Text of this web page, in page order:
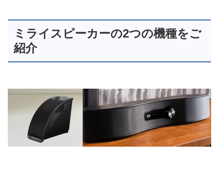
ミライスピーカーの2つの機種をご
紹介